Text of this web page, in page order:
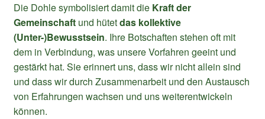
Die Dohle symbolisiert damit die Kraft der
Gemeinschaft und hütetdas kollektive
(Unter-)Bewusstsein. Ihre Botschaften stehen oft mit
dem in Verbindung, was unsere Vorfahren geeint und
gestärkt hat. Sie erinnert uns, dass wir nicht allein sind
und dass wir durch Zusammenarbeit und den Austausch
von Erfahrungen wachsen und uns weiterentwickeln
können.